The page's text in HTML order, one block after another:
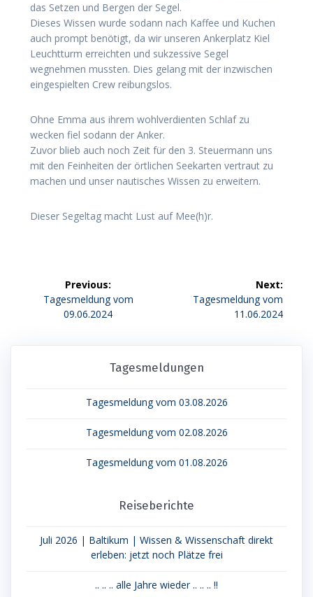
das Setzen und Bergen der Segel.
Dieses Wissen wurde sodann nach Kaffee und Kuchen
auch prompt benötigt, da wir unseren Ankerplatz Kiel
Leuchtturm erreichten und sukzessive Segel
wegnehmen mussten. Dies gelang mit der inzwischen
eingespielten Crew reibungslos.
Ohne Emma aus ihrem wohlverdienten Schlaf zu
wecken fiel sodann der Anker.
Zuvor blieb auch noch Zeit für den 3. Steuermann uns
mit den Feinheiten der örtlichen Seekarten vertraut zu
machen und unser nautisches Wissen zu erweitern.
Dieser Segeltag macht Lust auf Mee(h)r.
Beitragsnavigation
Previous:
Previous
post:
Tagesmeldung vom
09.06.2024
Next:
Next
Tagesmeldung vom
11.06.2024
Tagesmeldungen
Tagesmeldung vom 03.08.2026
Tagesmeldung vom 02.08.2026
Tagesmeldung vom 01.08.2026
Reiseberichte
Juli 2026 | Baltikum | Wissen & Wissenschaft direkt
erleben: jetzt noch Plätze frei
.. .. .. alle Jahre wieder .. .. .. !!